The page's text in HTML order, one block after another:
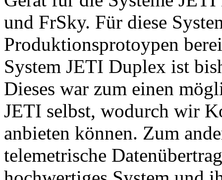
und FrSky. Für diese
Produktionsprotoypen
System JETI Duplex ist
Dieses war zum einen
JETI selbst, wodurch wir
anbieten können. Zum
telemetrische